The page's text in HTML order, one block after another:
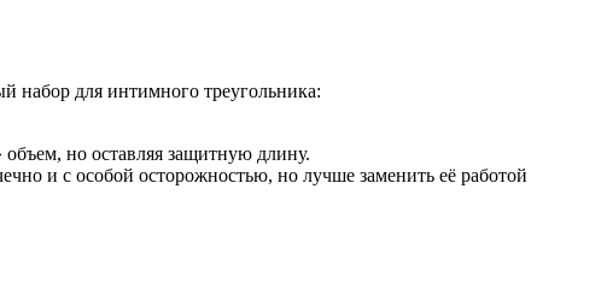
набор для интимного треугольника:
но оставляя защитную длину.
и с особой осторожностью, но лучше заменить её работой